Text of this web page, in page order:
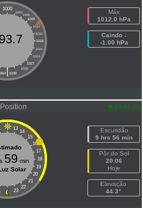
1000
1003
1006
1009
1012
1015
1018
1021
1024
1027
1030
|
964 1036
Máx
1012.0 hPa
Caindo ↓
-1.00 hPa
16:07:03
13 14
15
16
17
18
19
20
21
22
23
59min
Solar
Escuridão
9 hrs 56 min
Pôr do Sol
20:06
Hoje
Elevação
44.3°